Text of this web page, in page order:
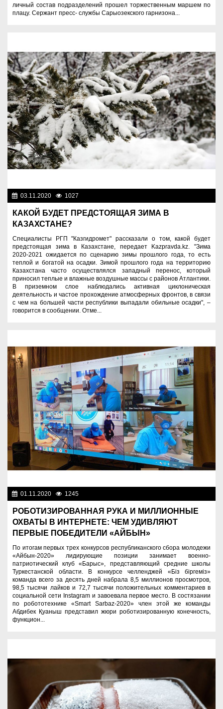
личный состав подразделений прошел торжественным маршем по
плацу. Сержант пресс- службы Сарыозекского гарнизона...
03.11.2020 1027
КАКОЙ БУДЕТ ПРЕДСТОЯЩАЯ ЗИМА В
КАЗАХСТАНЕ?
Специалисты РГП "Казгидромет" рассказали о том, какой будет
предстоящая зима в Казахстане, передает Kazpravda.kz. "Зима
2020-2021 ожидается по сценарию зимы прошлого года, то есть
теплой и богатой на осадки. Зимой прошлого года на территорию
Казахстана часто осуществлялся западный перенос, который
приносил теплые и влажные воздушные массы с районов Атлантики.
В приземном слое наблюдались активная циклоническая
деятельность и частое прохождение атмосферных фронтов, в связи
с чем на большей части республики выпадали обильные осадки", –
говорится в сообщении. Отме...
01.11.2020 1245
РОБОТИЗИРОВАННАЯ РУКА И МИЛЛИОННЫЕ
ОХВАТЫ В ИНТЕРНЕТЕ: ЧЕМ УДИВЛЯЮТ
ПЕРВЫЕ ПОБЕДИТЕЛИ «АЙБЫН»
По итогам первых трех конкурсов республиканского сбора молодежи
«Айбын-2020» лидирующие позиции занимает военно-
патриотический клуб «Барыс», представляющий средние школы
Туркестанской области. В конкурсе челленджей «Біз біргеміз»
команда всего за десять дней набрала 8,5 миллионов просмотров,
98,5 тысячи лайков и 72,7 тысячи положительных комментариев в
социальной сети Instagram и завоевала первое место. В состязании
по робототехнике «Smart Sarbaz-2020» член этой же команды
Абдибек Қуаныш представил жюри роботизированную конечность,
функцион...